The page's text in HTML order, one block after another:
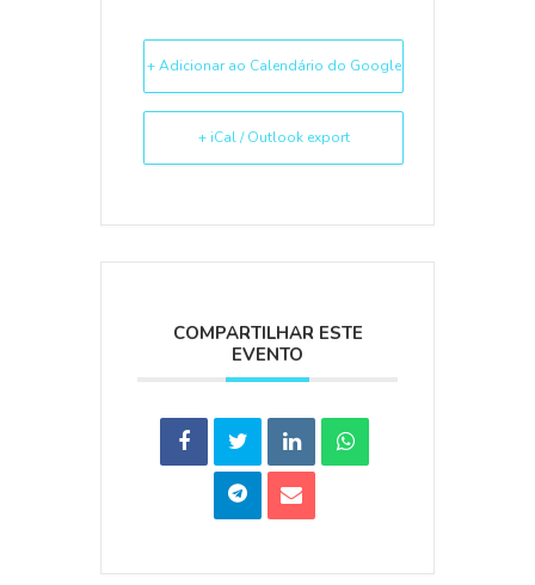
+ Adicionar ao Calendário do Google
+ iCal / Outlook export
COMPARTILHAR ESTE
EVENTO